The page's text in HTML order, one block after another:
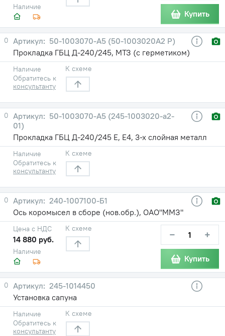
Наличие
Купить
0
50-1003070-А5 (50-1003020А2 Р)
Прокладка ГБЦ Д-240/245, МТЗ (с герметиком)
Наличие
Обратитесь к
консультанту
К схеме
0
50-1003070-А5 (245-1003020-а2-
01)
Прокладка ГБЦ Д-240/245 Е, Е4, 3-х слойная металл
Наличие
Обратитесь к
консультанту
К схеме
0
240-1007100-Б1
Ось коромысел в сборе (нов.обр.), ОАО"ММЗ"
Наличие
Цена с НДС
14 880 руб.
К схеме − +
Купить
0
245-1014450
Установка сапуна
Наличие
Обратитесь к
консультанту
К схеме